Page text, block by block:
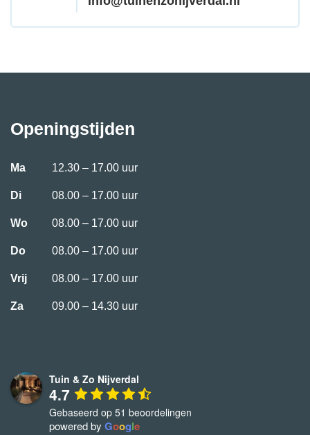
Openingstijden
Ma 12.30 – 17.00 uur
Di 08.00 – 17.00 uur
Wo 08.00 – 17.00 uur
Do 08.00 – 17.00 uur
Vrij 08.00 – 17.00 uur
Za 09.00 – 14.30 uur
Tuin & Zo Nijverdal
4.7
Gebaseerd op 51 beoordelingen
powered by Google